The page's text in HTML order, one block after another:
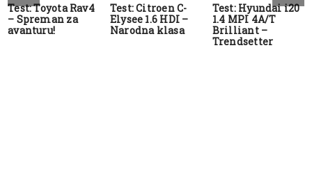
Test: Toyota Rav4
– Spreman za
avanturu!
Test: Citroen C-
Elysee 1.6 HDI –
Narodna klasa
Test: Hyundai i20
1.4 MPI 4A/T
Brilliant –
Trendsetter